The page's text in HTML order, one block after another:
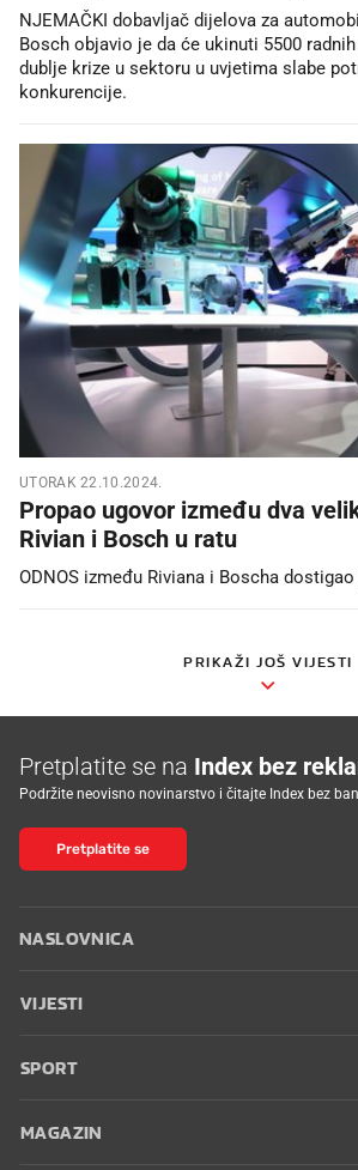
NJEMAČKI dobavljač dijelova za
Bosch objavio je da će ukinuti 5500
dublje krize u sektoru u uvjetima slabe
konkurencije.
UTORAK 22.10.2024.
Propao ugovor između dva
Rivian i Bosch u ratu
ODNOS između Riviana i Boscha
PRIKAŽI JOŠ VIJESTI
Pretplatite se na Index bez
Podržite neovisno novinarstvo i čitajte Index bez
Pretplatite se
NASLOVNICA
VIJESTI
SPORT
MAGAZIN